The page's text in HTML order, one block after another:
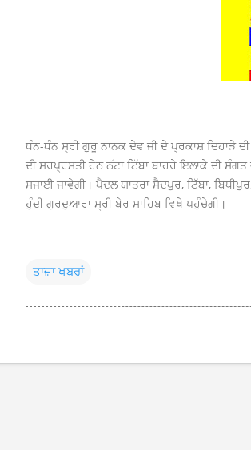
ਧੰਨ-ਧੰਨ ਸ੍ਰੀ ਗੁਰੂ ਨਾਨਕ ਦੇਵ ਜੀ ਦੇ ਪ੍ਰਕਾਸ਼ ਦਿਹਾੜੇ
ਦੀ ਸਰਪ੍ਰਸਤੀ ਹੇਠ ਠੱਟਾ ਟਿੱਬਾ ਬਾਹਰੇ ਇਲਾਕੇ ਦੀ
ਸਜਾਈ ਜਾਵੇਗੀ। ਪੈਦਲ ਯਾਤਰਾ ਸੈਦਪੁਰ, ਟਿੱਬਾ,
ਹੁੰਦੀ ਗੁਰਦੁਆਰਾ ਸ੍ਰੀ ਬੇਰ ਸਾਹਿਬ ਵਿਖੇ ਪਹੁੰਚੇਗੀ।
ਤਾਜ਼ਾ ਖਬਰਾਂ